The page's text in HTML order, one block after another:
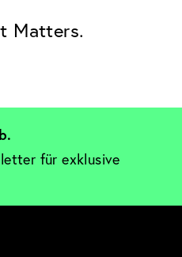
Matters.
für exklusive